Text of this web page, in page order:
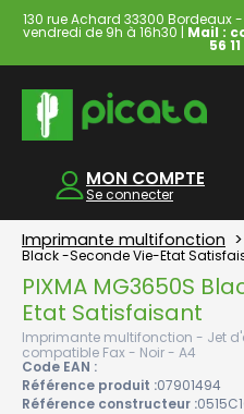
130 rue Achard 33300 Bordeaux
vendredi de 9h à 16h30 | Mail :
56
MON COMPTE
Se connecter
Imprimante multifonction >
Black -Seconde Vie-Etat
PIXMA MG3650S
Etat Satisfaisant
Imprimante multifonction - Jet
compatible Fax - Noir - A4
Code EAN :
Référence produit :07901494
Référence constructeur :